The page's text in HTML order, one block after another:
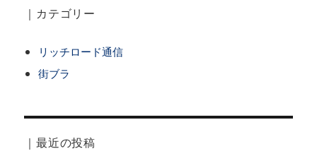
｜カテゴリー
リッチロード通信
街ブラ
｜最近の投稿